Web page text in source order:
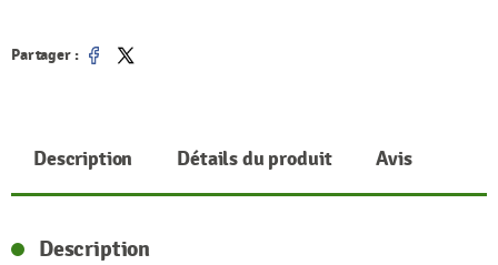
Partager :
Partager
Tweet
Description Détails du produit Avis
Description